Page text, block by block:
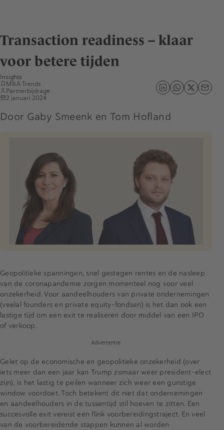
Transaction readiness – klaar
voor betere tijden
Insights
M&A Trends
Partnerbijdrage
2 januari 2024
Door Gaby Smeenk en Tom Hofland
Geopolitieke spanningen, snel gestegen rentes en de nasleep
van de coronapandemie zorgen momenteel nog voor veel
onzekerheid. Voor aandeelhouders van private ondernemingen
(veelal founders en private equity-fondsen) is het dan ook een
lastige tijd om een exit te realiseren door middel van een IPO
of verkoop.
Advertentie
Gelet op de economische en geopolitieke onzekerheid (over
iets meer dan een jaar kan Trump zomaar weer president-elect
zijn), is het lastig te peilen wanneer zich weer een gunstige
window voordoet. Toch betekent dit niet dat ondernemingen
en aandeelhouders in de tussentijd stil hoeven te zitten. Een
succesvolle exit vereist een flink voorbereidingstraject. En veel
van de voorbereidende stappen kunnen al worden